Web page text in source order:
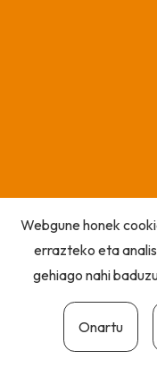
Webgune honek
errazteko eta
gehiago nahi
Onartu